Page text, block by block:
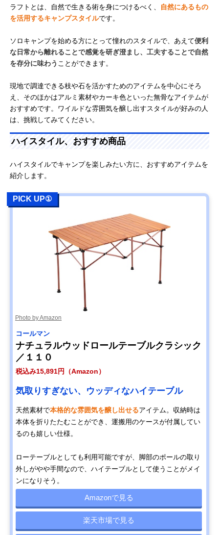
ラフトとは、自然で生きる術を身につけるべく、
自然にあるもの
を活用するキャンプスタイルです。
ソロキャンプを始める方にとって憧れのスタイルで、あえて便利
な日常から離れることで感覚を研ぎ澄まし、工夫することで自然
を存分に味わう ことができます。
現地で調達できる枝や石を活かすためのアイテムを中心にそろ
え、そのほかはアルミ素材やカーキ色といった無骨なアイテムが
おすすめです。ワイルドな雰囲気を醸し出すスタイルが好みの人
は、挑戦してみてください。
ハイスタイル、おすすめ商品
ハイスタイルでキャンプを楽しみたい方に、おすすめアイテムを
紹介します。
PICK UP①
Photo by Amazon
コールマン
ナチュラルウッドロールテーブルクラシック
／１１０
税込み15,891円（Amazon）
気取りすぎない、ウッディなハイテーブル
天然素材で本格的な雰囲気を醸し出せるアイテム。収納時は
本体を折りたたむことができ、運搬用のケースが付属してい
るのも嬉しい仕様。
ローテーブルとしても利用可能ですが、脚部のポールの取り
外しがやや手間なので、ハイテーブルとして使うことがメイ
ンになりそう。
Amazonで見る
楽天市場で見る